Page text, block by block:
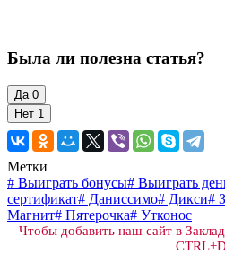
Была ли полезна статья?
Да 0
Нет 1
Метки
# Выиграть бонусы# Выиграть
сертификат# Даниссимо# Дикси#
Магнит# Пятерочка# Утконос
Чтобы добавить наш сайт в